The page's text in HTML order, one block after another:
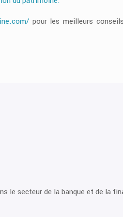
pour les meilleurs